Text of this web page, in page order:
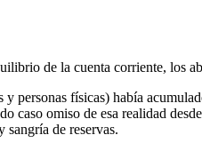
de la cuenta corriente, los
personas físicas) había
omiso de esa realidad
sangría de reservas.